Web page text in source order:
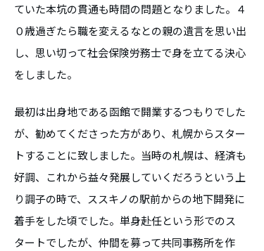
ていた本坑の貫通も時間の問題となりました。４
０歳過ぎたら職を変えるなとの親の遺言を思い出
し、思い切って社会保険労務士で身を立てる決心
をしました。
最初は出身地である函館で開業するつもりでした
が、勧めてくださった方があり、札幌からスター
トすることに致しました。当時の札幌は、経済も
好調、これから益々発展していくだろうという上
り調子の時で、ススキノの駅前からの地下開発に
着手をした頃でした。単身赴任という形でのス
タートでしたが、仲間を募って共同事務所を作